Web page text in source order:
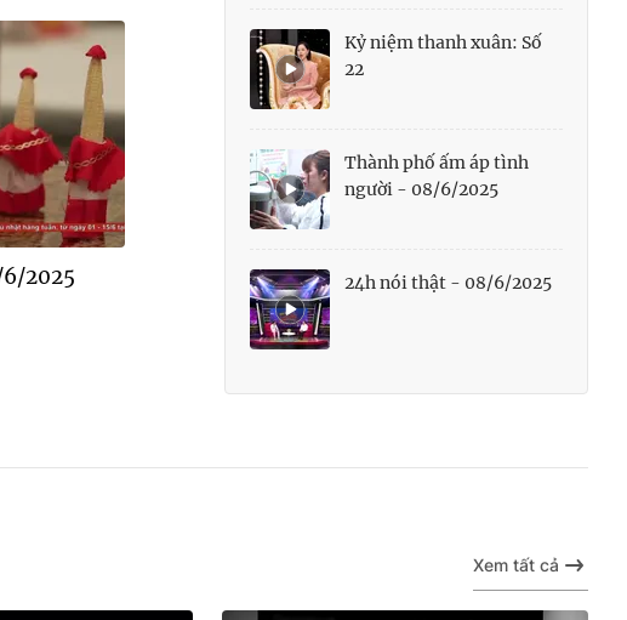
2025
Kỷ niệm thanh xuân: Số
22
Thành phố ấm áp tình
người - 08/6/2025
24h nói thật - 08/6/2025
Xem tất cả